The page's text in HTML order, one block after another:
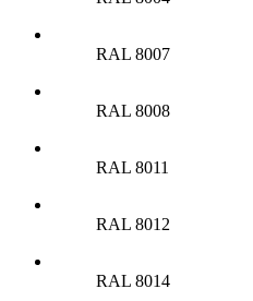
RAL 8007
RAL 8008
RAL 8011
RAL 8012
RAL 8014